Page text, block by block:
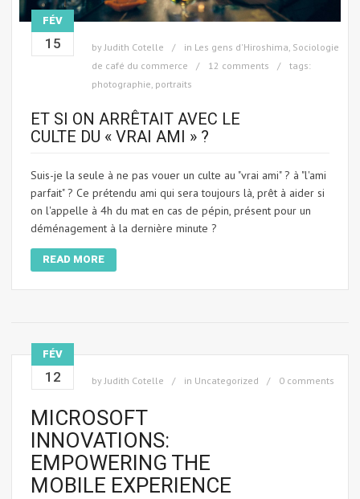
FÉV
15 byJudith Cotelle in Les gens d'Hiroshima, Sociologie
de café du commerce
12 comments
tags:
photographie, portraits
ET SI ON ARRÊTAIT AVEC LE
CULTE DU « VRAI AMI » ?
Suis-je la seule à ne pas vouer un culte au "vrai ami" ? à "l'ami
parfait" ? Ce prétendu ami qui sera toujours là, prêt à aider si
on l'appelle à 4h du mat en cas de pépin, présent pour un
déménagement à la dernière minute ?
READ MORE
FÉV
12 byJudith Cotelle in Uncategorized 0 comments
MICROSOFT
INNOVATIONS:
EMPOWERING THE
MOBILE EXPERIENCE